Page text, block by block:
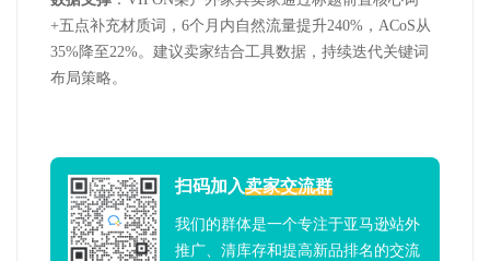
+五点补充材质词， 6个月内自然流量提升240% ， ACoS从
35%降至22%。建议卖家结合工具数据，持续迭代关键词
布局策略。
扫码加入卖家交流群
我们的群体是一个专注于亚马逊站外
推广、清库存和提高新品排名的交流